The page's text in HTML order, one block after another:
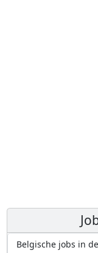
Belgische jobs in